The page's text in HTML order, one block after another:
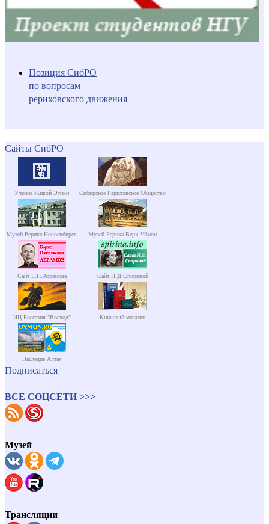
Позиция СибРО
по вопросам
рериховского движения
Сайты СибРО
Учение Живой Этики Сибирское Рериховское Общество
Музей Рериха Новосибирск Музей Рериха Верх-Уймон
Сайт Б.Н.Абрамова Сайт Н.Д.Спириной
ИЦ Россазия "Восход" Книжный магазин
Наследие Алтая
Подписаться
ВСЕ СОЦСЕТИ >>>
Музей
Трансляции